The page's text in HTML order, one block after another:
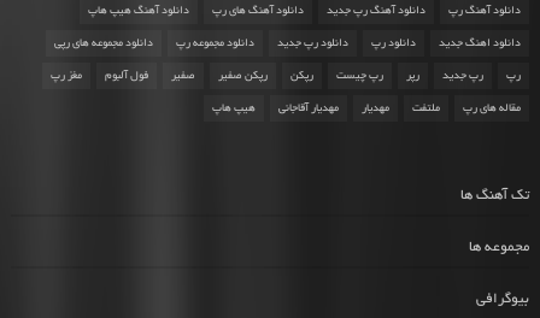
دانلود آهنگ رپ دانلود آهنگ رپ جدید دانلود آهنگ های رپ دانلود آهنگ هیپ هاپ
دانلود اهنگ جدید دانلود رپ دانلود رپ جدید دانلود مجموعه رپ دانلود مجموعه های رپی
رپ رپ جدید رپر رپ چیست رپکن رپکن صفیر صفیر فول آلبوم مغز رپ
مقاله های رپ ملتفت مهدیار مهدیار آقاجانی هیپ هاپ
تک آهنگ ها
مجموعه ها
بیوگرافی